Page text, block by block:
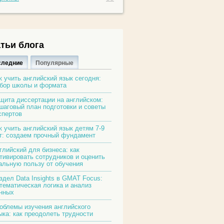
блога
Популярные
учить английский язык сегодня:
школы и формата
диссертации на английском:
план подготовки и советы
учить английский язык детям 7-9
создаем прочный фундамент
для бизнеса: как
сотрудников и оценить
пользу от обучения
Data Insights в GMAT Focus:
логика и анализ
изучения английского
как преодолеть трудности